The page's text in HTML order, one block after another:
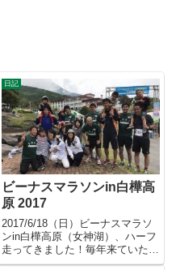
日記
ビーナスマラソンin白樺高
原 2017
2017/6/18（日）ビーナスマラソ
ンin白樺高原（女神湖）、ハーフ
走ってきました！毎年来ていただ
いてる方々、今年はチ...